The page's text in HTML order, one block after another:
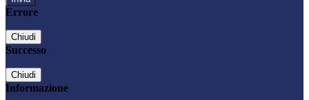
Errore
Chiudi
Successo
Chiudi
Informazione